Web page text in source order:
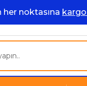
her noktasına